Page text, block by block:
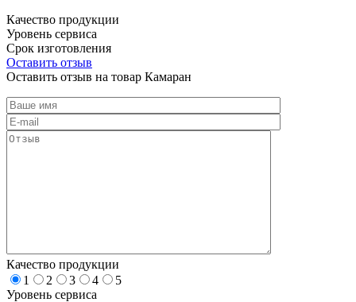
Качество продукции
Уровень сервиса
Срок изготовления
Оставить отзыв
Оставить отзыв на товар Камаран
Качество продукции
1
2 3 4
5
Уровень сервиса